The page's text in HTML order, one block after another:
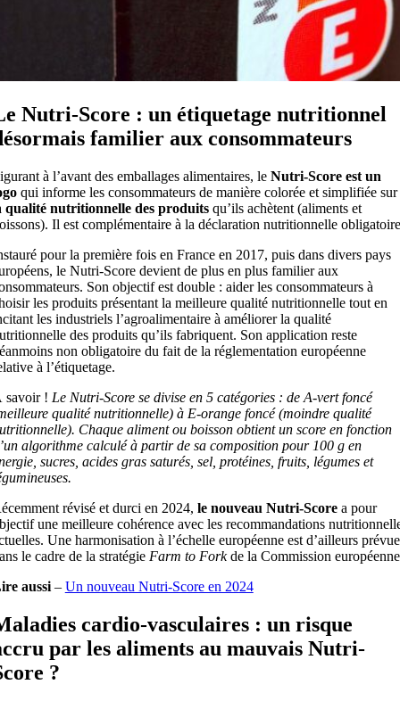
Nutri-Score : un étiquetage nutritionnel
familier aux consommateurs
à l’avant des emballages alimentaires, le Nutri-Score est un
qui informe les consommateurs de manière colorée et simplifiée sur
qualité nutritionnelle des produitsqu’ils achètent (aliments et
Il est complémentaire à la déclaration nutritionnelle
pour la première fois en France en 2017, puis dans divers pays
le Nutri-Score devient de plus en plus familier aux
Son objectif est double : aider les consommateurs à
les produits présentant la meilleure qualité nutritionnelle tout en
les industriels l’agroalimentaire à améliorer la qualité
des produits qu’ils fabriquent. Son application reste
non obligatoire du fait de la réglementation européenne
à l’étiquetage.
savoir ! Le Nutri-Score se divise en 5 catégories : de A-vert foncé
qualité nutritionnelle) à E-orange foncé (moindre qualité
Chaque aliment ou boisson obtient un score en fonction
algorithme calculé à partir de sa composition pour 100 g en
sucres, acides gras saturés, sel, protéines, fruits, légumes et
révisé et durci en 2024, le nouveau Nutri-Scorea pour
une meilleure cohérence avec les recommandations
Une harmonisation à l’échelle européenne est d’ailleurs prévue
le cadre de la stratégie Farm to Forkde la Commission
aussi– Un nouveau Nutri-Score en 2024
cardio-vasculaires : un risque
par les aliments au mauvais Nutri-
?